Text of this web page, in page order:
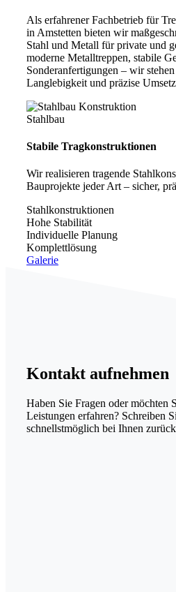
Als erfahrener Fachbetrieb für
in Amstetten bieten wir
Stahl und Metall für private und
moderne Metalltreppen, stabile
Sonderanfertigungen – wir
Langlebigkeit und präzise
Stahlbau
Stabile Tragkonstruktionen
Wir realisieren tragende
Bauprojekte jeder Art – sicher,
Stahlkonstruktionen
Hohe Stabilität
Individuelle Planung
Komplettlösung
Galerie
Kontakt aufnehmen
Haben Sie Fragen oder möchten
Leistungen erfahren? Schreiben
schnellstmöglich bei Ihnen